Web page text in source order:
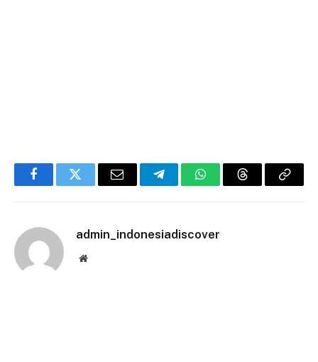
FacebookTwitter Email TelegramWhatsAppThreadsCopy
admin_indonesiadiscover
Website